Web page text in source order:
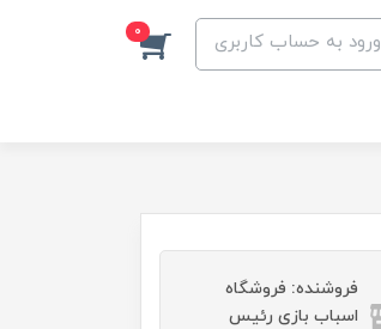
ورود به حساب کاربری 0
فروشنده: فروشگاه
اسباب بازی رئیس